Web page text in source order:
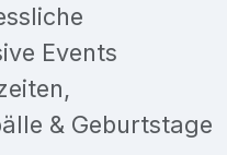
Events
& Geburtstage